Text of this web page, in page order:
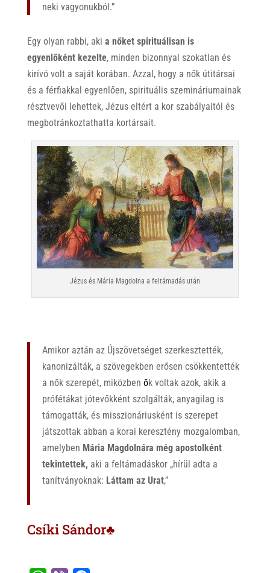
neki vagyonukból.”
Egy olyan rabbi, aki a nőket spirituálisan is
egyenlőként kezelte, minden bizonnyal szokatlan és
kirívó volt a saját korában. Azzal, hogy a nők útitársai
és a férfiakkal egyenlően, spirituális szemináriumainak
résztvevői lehettek, Jézus eltért a kor szabályaitól és
megbotránkoztathatta kortársait.
Jézus és Mária Magdolna a feltámadás után
Amikor aztán az Újszövetséget szerkesztették,
kanonizálták, a szövegekben erősen csökkentették
a nők szerepét, miközben ők voltak azok, akik a
prófétákat jótevőkként szolgálták, anyagilag is
támogatták, és misszionáriusként is szerepet
játszottak abban a korai keresztény mozgalomban,
amelyben Mária Magdolnára még apostolként
tekintettek, aki a feltámadáskor „hírül adta a
tanítványoknak: Láttam az Urat,”
Csíki Sándor♣